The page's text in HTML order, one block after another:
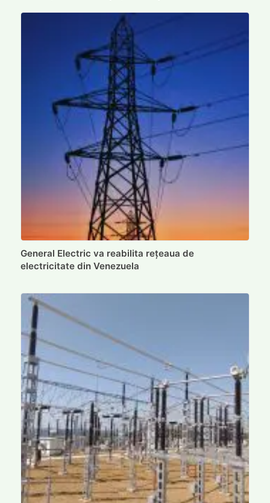
General Electric va reabilita rețeaua de
electricitate din Venezuela